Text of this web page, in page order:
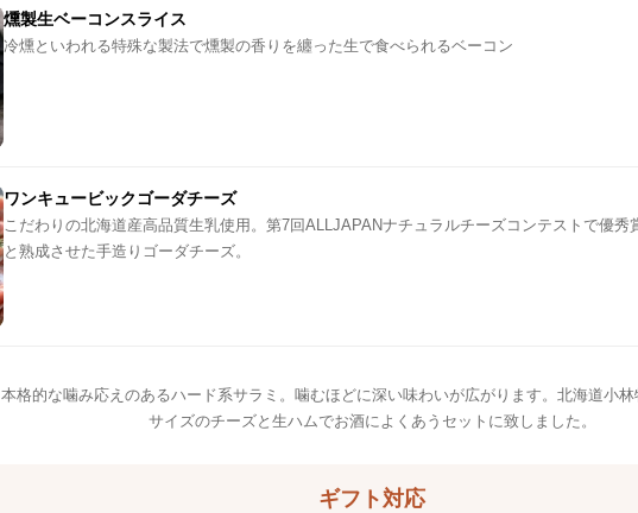
燻製生ベーコンスライス
冷燻といわれる特殊な製法で燻製の香りを纏った生で食べられるベーコン
ワンキュービックゴーダチーズ
こだわりの北海道産高品質生乳使用。第7回ALLJAPANナチュラルチーズコンテストで優秀
と熟成させた手造りゴーダチーズ。
格的な噛み応えのあるハード系サラミ。噛むほどに深い味わいが広がります。北海道小
サイズのチーズと生ハムでお酒によくあうセットに致しました。
ギフト対応